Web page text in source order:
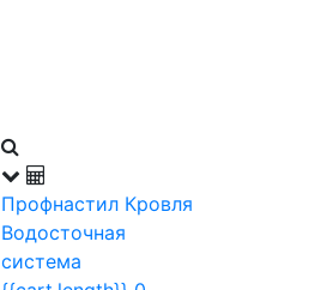
Профнастил Кровля
Водосточная
система